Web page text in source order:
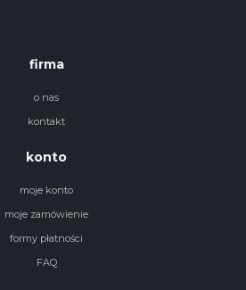
firma
o nas
kontakt
konto
moje konto
moje zamówienie
formy płatności
FAQ